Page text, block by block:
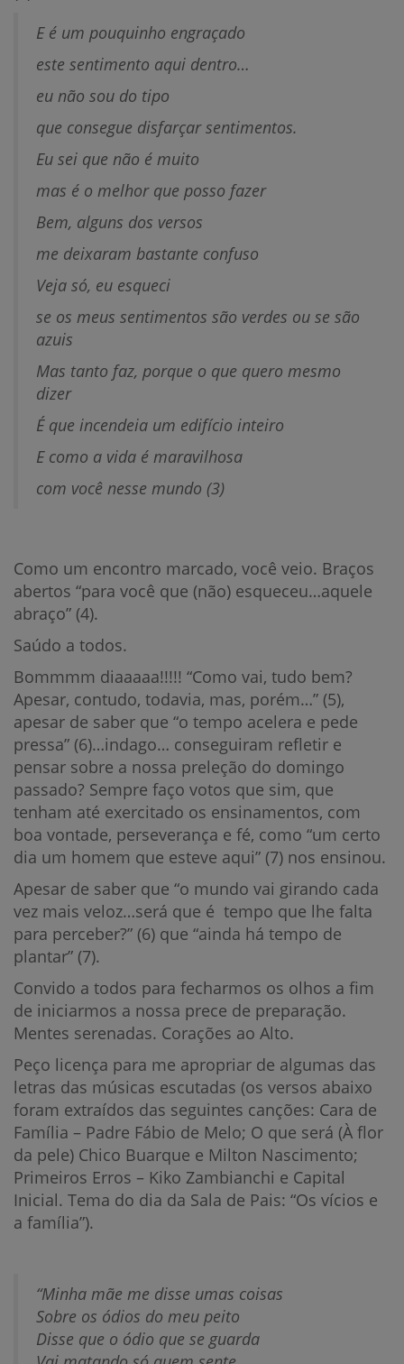
E é um pouquinho engraçado
este sentimento aqui dentro…
eu não sou do tipo
que consegue disfarçar sentimentos.
Eu sei que não é muito
mas é o melhor que posso fazer
Bem, alguns dos versos
me deixaram bastante confuso
Veja só, eu esqueci
se os meus sentimentos são verdes ou se são
azuis
Mas tanto faz, porque o que quero mesmo
dizer
É que incendeia um edifício inteiro
E como a vida é maravilhosa
com você nesse mundo (3)
Como um encontro marcado, você veio. Braços
abertos “para você que (não) esqueceu…aquele
abraço” (4).
Saúdo a todos.
Bommmm diaaaaa!!!!! “Como vai, tudo bem?
Apesar, contudo, todavia, mas, porém…” (5),
apesar de saber que “o tempo acelera e pede
pressa” (6)…indago… conseguiram refletir e
pensar sobre a nossa preleção do domingo
passado? Sempre faço votos que sim, que
tenham até exercitado os ensinamentos, com
boa vontade, perseverança e fé, como “um certo
dia um homem que esteve aqui” (7) nos ensinou.
Apesar de saber que “o mundo vai girando cada
vez mais veloz…será que é tempo que lhe falta
para perceber?” (6) que “ainda há tempo de
plantar” (7).
Convido a todos para fecharmos os olhos a fim
de iniciarmos a nossa prece de preparação.
Mentes serenadas. Corações ao Alto.
Peço licença para me apropriar de algumas das
letras das músicas escutadas (os versos abaixo
foram extraídos das seguintes canções: Cara de
Família – Padre Fábio de Melo; O que será (À flor
da pele) Chico Buarque e Milton Nascimento;
Primeiros Erros – Kiko Zambianchi e Capital
Inicial. Tema do dia da Sala de Pais: “Os vícios e
a família”).
“Minha mãe me disse umas coisas
Sobre os ódios do meu peito
Disse que o ódio que se guarda